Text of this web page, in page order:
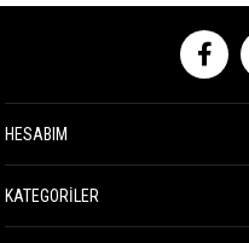
HESABIM
KATEGORİLER